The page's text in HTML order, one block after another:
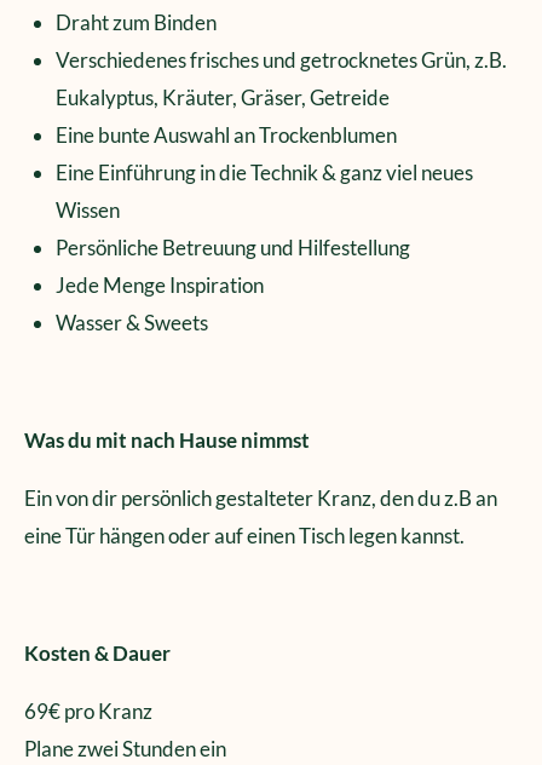
Draht zum Binden
Verschiedenes frisches und getrocknetes Grün, z.B.
Eukalyptus, Kräuter, Gräser, Getreide
Eine bunte Auswahl an Trockenblumen
Eine Einführung in die Technik & ganz viel neues
Wissen
Persönliche Betreuung und Hilfestellung
Jede Menge Inspiration
Wasser & Sweets
Was du mit nach Hause nimmst
Ein von dir persönlich gestalteter Kranz, den du z.B an
eine Tür hängen oder auf einen Tisch legen kannst.
Kosten & Dauer
69€ pro Kranz
Plane zwei Stunden ein